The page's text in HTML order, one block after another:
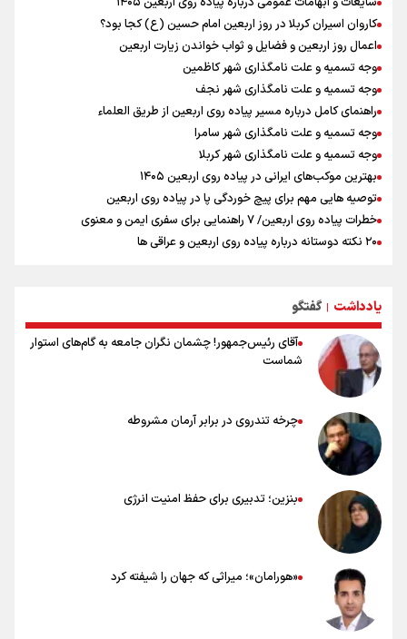
شنیده شدن صدای ۲ انفجار در یک نفتکش در حال عبور از تنگه هرمز
اردوی تیم ملی تکواندو
جابجایی مرکز ثقل اقتصاد جهان انجام شد/ فرصت طلایی برای اقتصاد
ایران +نمودار
کاروان اسیران کربلا در روز اربعین امام حسین (ع) کجا بود؟
اعمال روز اربعین و فضایل و ثواب خواندن زیارت اربعین
وجه تسمیه و علت نامگذاری شهر کاظمین
وجه تسمیه و علت نامگذاری شهر نجف
راهنمای کامل درباره مسیر پیاده روی اربعین از طریق العلماء
وجه تسمیه و علت نامگذاری شهر سامرا
وجه تسمیه و علت نامگذاری شهر کربلا
بهترین موکب‌های ایرانی در پیاده روی اربعین ۱۴۰۵
توصیه هایی مهم برای پیچ خوردگی پا در پیاده روی اربعین
خطرات پیاده روی اربعین/ ۷ راهنمایی برای سفری ایمن و معنوی
۲۰ نکته دوستانه درباره پیاده روی اربعین و عراقی ها
توصیه های کاربردی برای زائران در پیاده روی اربعین
یادداشت | گفتگو
آقای رئیس‌جمهور! چشمان نگران جامعه به گام‌های استوار
شماست
چرخه تندروی در برابر آرمان مشروطه
بنزین؛ تدبیری برای حفظ امنیت انرژی
«هورامان»؛ میراثی که جهان را شیفته کرد